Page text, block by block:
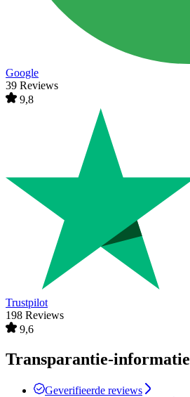
Google
39 Reviews
9,8
Trustpilot
198 Reviews
9,6
Transparantie-informatie
Geverifieerde reviews